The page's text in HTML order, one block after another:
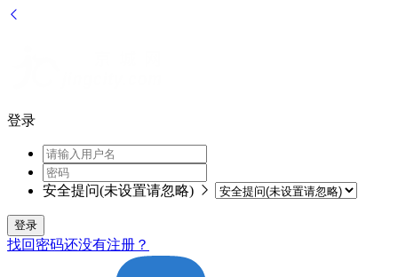
登录
安全提问(未设置请忽略)
登录
找回密码还没有注册？